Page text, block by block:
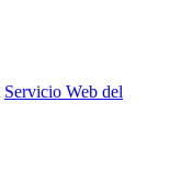
Servicio Web del